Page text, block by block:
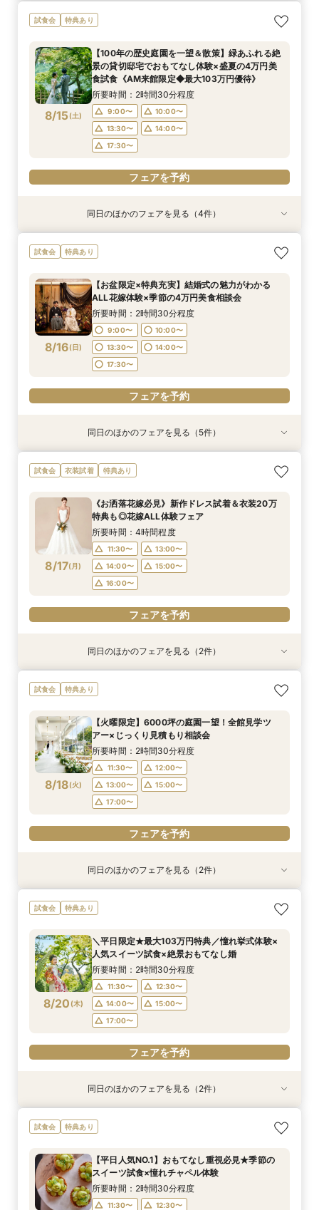
8/13(木)
＼初見学おすすめ★ゆったり相談会／6000坪庭
園ツアー＊特典あり♪
11:00〜
フェアを予約
8/13(木)
アットホームウェディング【6～39名様までご検
討の方/少人数会食プラン相談会】日本庭園を一
ケット付
所要時間：2時間30分程度
11:00〜
フェアを予約
試食会 特典あり
8/15(土)
【100年の歴史庭園を一望＆散策】緑あふれる絶
景の貸切邸宅でおもてなし体験×盛夏の4万円美
食試食《AM来館限定◆最大103万円優待》
所要時間：2時間30分程度
9:00〜
10:00〜
13:30〜
14:00〜
17:30〜
フェアを予約
特典あり
8/15(土)
残2席＼憧れの和婚を叶える★/神前式＊挙式スタ
イル相談×贅沢試食フェア
9:00〜
10:00〜
13:30〜
14:00〜
17:30〜
フェアを予約
特典あり
8/15(土)
【料理重視の方必見】午前中フェア参加で国産牛
含む4万円相当試食×会場コーディネート見学！
なしフェア♪
所要時間：2時間30分程度
13:30〜
14:00〜
17:30〜
フェアを予約
特典あり
8/15(土)
＼初見学の方へ☆フェア優待付／感動のチャペル
体験×豪華試食
9:00〜
10:00〜
13:30〜
14:00〜
17:30〜
フェアを予約
8/15(土)
＼6名からOK★少人数でも貸切！／特別プラン
見積もり相談会×試食付
13:30〜 17:30〜
フェアを予約
同日のほかのフェアを見る（4件）
試食会 特典あり
8/16(日)
【お盆限定×特典充実】結婚式の魅力がわかる
ALL花嫁体験×季節の4万円美食相談会
所要時間：2時間30分程度
9:00〜
10:00〜
13:30〜
14:00〜
17:30〜
フェアを予約
特典あり
8/16 日
直前予約OK《2件目以降の来館◎》会場まるごと
比較検討フェア
9:00〜
10:00〜
13:30〜
14:00〜
17:30〜
フェアを予約
特典あり
8/16 日
残2席＼憧れの和婚を叶える★/神前式＊挙式スタ
イル相談×贅沢試食フェア
9:00〜
10:00〜
13:30〜
14:00〜
17:30〜
フェアを予約
特典あり
8/16 日
【料理重視の方必見】午前中フェア参加で国産牛
含む4万円相当試食×会場コーディネート見学！
なしフェア♪
所要時間：2時間30分程度
13:30〜
14:00〜
17:30〜
フェアを予約
特典あり
8/16 日
＼初見学の方へ☆フェア優待付／感動のチャペル
体験×豪華試食
9:00〜
10:00〜
13:30〜
14:00〜
17:30〜
フェアを予約
8/16 日
＼6名からOK★少人数でも貸切！／特別プラン
見積もり相談会×試食付
13:30〜 17:30〜
フェアを予約
同日のほかのフェアを見る（5件）
試食会 衣装試着 特典あり
8/17(月)
《お洒落花嫁必見》新作ドレス試着＆衣装20万
特典も◎花嫁ALL体験フェア
所要時間：4時間程度
11:30〜
13:00〜
14:00〜
15:00〜
16:00〜
フェアを予約
特典あり
8/17(月)
＼初見学おすすめ★ゆったり相談会／6000坪庭
園ツアー＊特典あり♪
11:30〜
12:00〜
13:00〜
15:00〜
17:00〜
フェアを予約
8/17(月)
アットホームウェディング【6～39名様までご検
討の方/少人数会食プラン相談会】日本庭園を一
ケット付
所要時間：2時間30分程度
14:00〜
15:00〜
17:00〜
フェアを予約
同日のほかのフェアを見る（2件）
試食会 特典あり
8/18(火)
【火曜限定】6000坪の庭園一望！全館見学ツ
アー×じっくり見積もり相談会
所要時間：2時間30分程度
11:30〜
12:00〜
13:00〜
15:00〜
17:00〜
フェアを予約
特典あり
8/18(火)
＼初見学おすすめ★ゆったり相談会／6000坪庭
園ツアー＊特典あり♪
11:30〜
12:00〜
13:00〜
15:00〜
17:00〜
フェアを予約
8/18(火)
アットホームウェディング【6～39名様までご検
討の方/少人数会食プラン相談会】日本庭園を一
ケット付
所要時間：2時間30分程度
14:00〜
15:00〜
17:00〜
フェアを予約
同日のほかのフェアを見る（2件）
試食会 特典あり
8/20 (木)
＼平日限定★最大103万円特典／憧れ挙式体験×
人気スイーツ試食×絶景おもてなし婚
所要時間：2時間30分程度
11:30〜
12:30〜
14:00〜
15:00〜
17:00〜
フェアを予約
特典あり
8/20 木)
＼初見学おすすめ★ゆったり相談会／6000坪庭
園ツアー＊特典あり♪
11:30〜
12:00〜
13:00〜
15:00〜
17:00〜
8/20 木)
アットホームウェディング【6～39名様までご検
討の方/少人数会食プラン相談会】日本庭園を一
ケット付
所要時間：2時間30分程度
14:00〜
15:00〜
同日のほかのフェアを見る（2件）
試食会 特典あり
【平日人気NO.1】おもてなし重視必見★季節の
スイーツ試食×憧れチャペル体験
所要時間：2時間30分程度
11:30〜
12:30〜